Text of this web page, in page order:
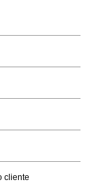
cliente